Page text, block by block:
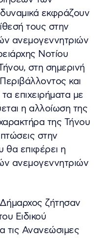
εκφράζουν
τους στην
ανεμογεννητριών
Νοτίου
στη σημερινή
και
επιχειρήματα με
η αλλοίωση της
της Τήνου
στην
θα επιφέρει η
ανεμογεννητριών
ζήτησαν
Ειδικού
τις Ανανεώσιμες